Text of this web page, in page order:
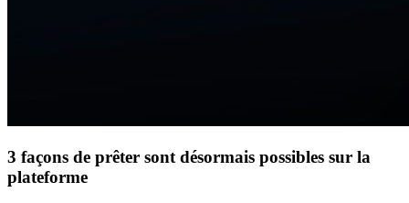
3 façons de prêter sont désormais possibles sur la
plateforme